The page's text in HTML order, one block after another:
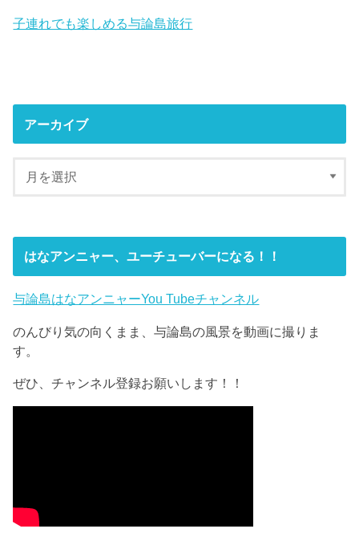
子連れでも楽しめる与論島旅行
アーカイブ
はなアンニャー、ユーチューバーになる！！
与論島はなアンニャーYou Tubeチャンネル
のんびり気の向くまま、与論島の風景を動画に撮りま
す。
ぜひ、チャンネル登録お願いします！！